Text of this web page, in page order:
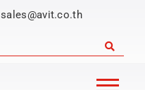
sales@avit.co.th